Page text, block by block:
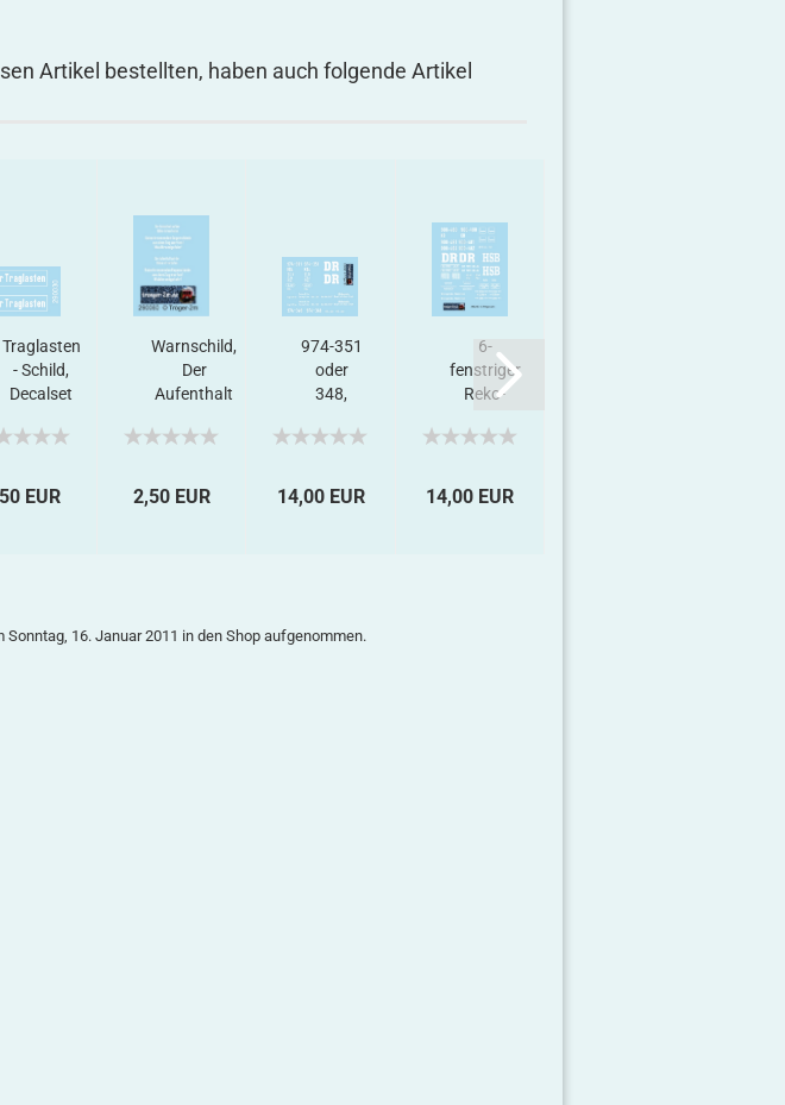
Artikel bestellten, haben auch folgende Artikel
Traglasten
- Schild,
Decalset
EUR
Warnschild,
Der
Aufenthalt
Bühne...,...
2,50 EUR
974-351
oder
348,
14,00 EUR
6-
fenstriger
Reko-
Harz,
14,00 EUR
Sonntag, 16. Januar 2011 in den Shop aufgenommen.